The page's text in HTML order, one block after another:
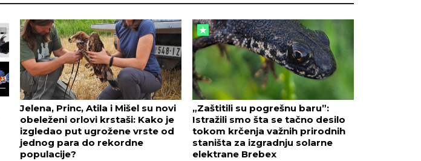
Jelena, Princ, Atila i Mišel su novi
obeleženi orlovi krstaši: Kako je
izgledao put ugrožene vrste od
jednog para do rekordne
populacije?
„Zaštitili su pogrešnu baru”:
Istražili smo šta se tačno desilo
tokom krčenja važnih prirodnih
staništa za izgradnju solarne
elektrane Brebex